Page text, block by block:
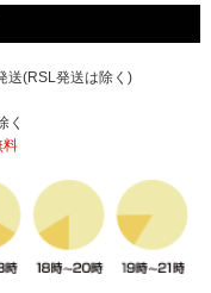
送(RSL発送は除く)
く
料